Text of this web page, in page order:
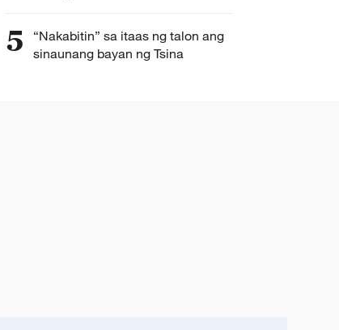
5
“Nakabitin” sa itaas ng talon ang
sinaunang bayan ng Tsina